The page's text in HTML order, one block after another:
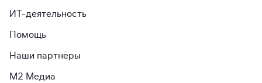
ИТ-деятельность
Помощь
Наши партнёры
М2 Медиа